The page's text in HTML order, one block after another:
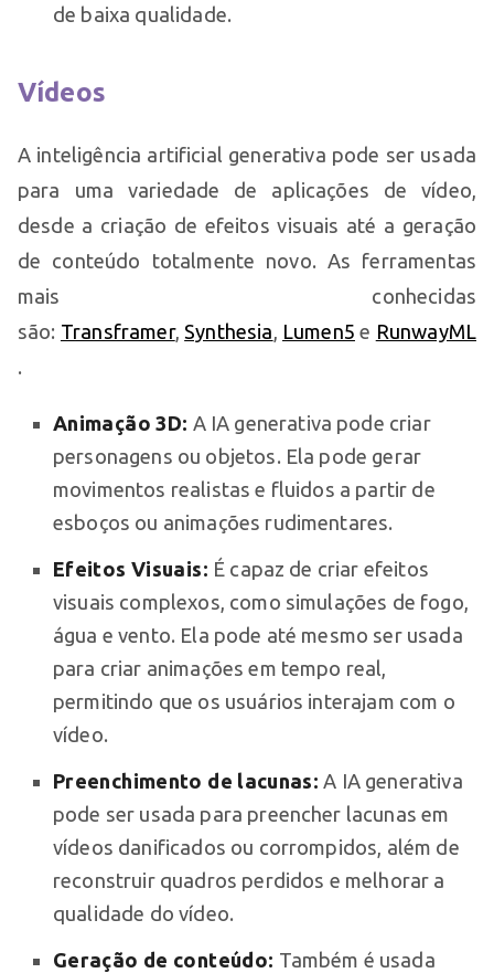
de baixa qualidade.
Vídeos
A inteligência artificial generativa pode ser usada
para uma variedade de aplicações de vídeo,
desde a criação de efeitos visuais até a geração
de conteúdo totalmente novo. As ferramentas
mais conhecidas
são: Transframer,Synthesia, Lumen5 e RunwayML
.
Animação 3D: A IA generativa pode criar
personagens ou objetos. Ela pode gerar
movimentos realistas e fluidos a partir de
esboços ou animações rudimentares.
Efeitos Visuais: É capaz de criar efeitos
visuais complexos, como simulações de fogo,
água e vento. Ela pode até mesmo ser usada
para criar animações em tempo real,
permitindo que os usuários interajam com o
vídeo.
Preenchimento de lacunas: A IA generativa
pode ser usada para preencher lacunas em
vídeos danificados ou corrompidos, além de
reconstruir quadros perdidos e melhorar a
qualidade do vídeo.
Geração de conteúdo: Também é usada